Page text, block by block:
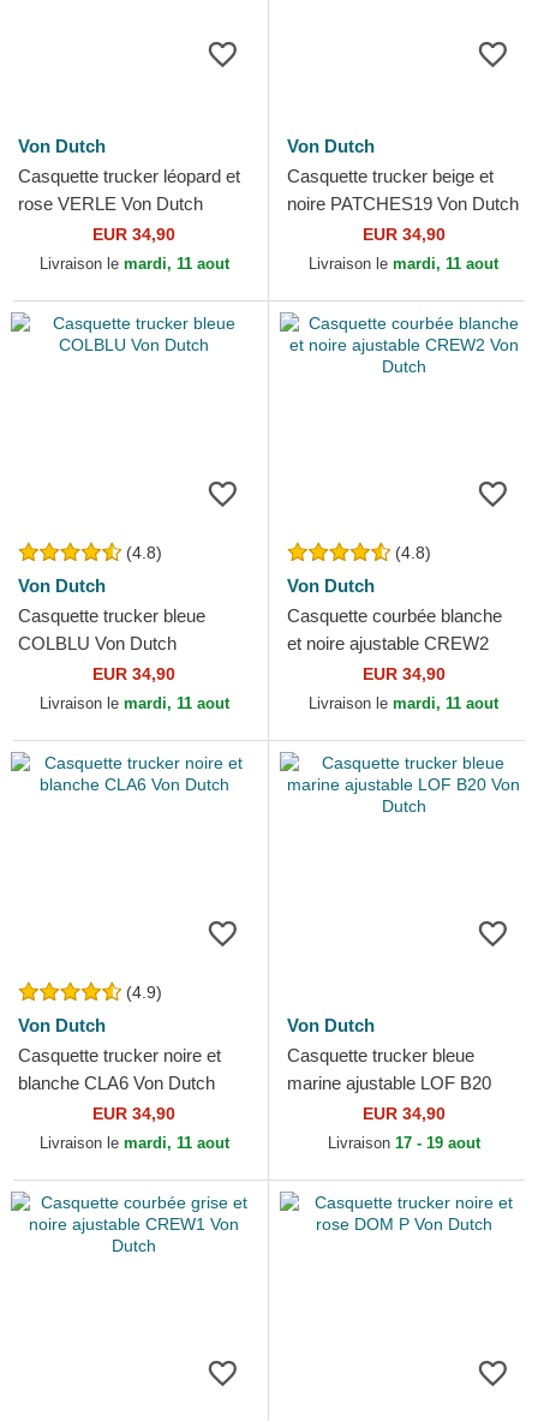
Von Dutch
Casquette trucker léopard et
rose VERLE Von Dutch
EUR 34,90
Livraison le mardi, 11 aout
Von Dutch
Casquette trucker beige et
noire PATCHES19 Von Dutch
EUR 34,90
Livraison le mardi, 11 aout
(4.8)
Von Dutch
Casquette trucker bleue
COLBLU Von Dutch
EUR 34,90
Livraison le mardi, 11 aout
(4.8)
Von Dutch
Casquette courbée blanche
et noire ajustable CREW2
Von DutchEUR 34,90
Livraison le mardi, 11 aout
(4.9)
Von Dutch
Casquette trucker noire et
blanche CLA6 Von Dutch
EUR 34,90
Livraison le mardi, 11 aout
Von Dutch
Casquette trucker bleue
marine ajustable LOF B20
Von DutchEUR 34,90
Livraison 17 - 19 aout